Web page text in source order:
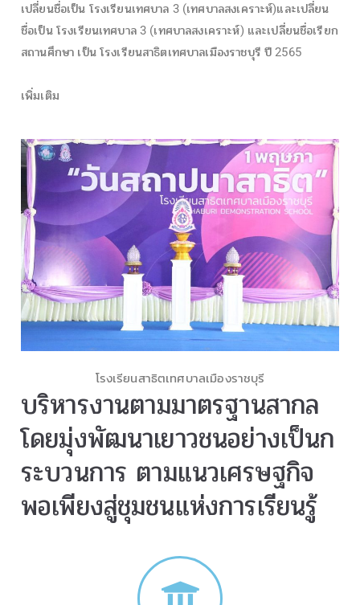
เปลี่ยนชื่อเป็น โรงเรียนเทศบาล 3 (เทศบาลสงเคราะห์)และเปลี่ยน
ชื่อเป็น โรงเรียนเทศบาล 3 (เทศบาลสงเคราะห์) และเปลี่ยนชื่อเรียก
สถานศึกษา เป็น โรงเรียนสาธิตเทศบาลเมืองราชบุรี ปี 2565
เพิ่มเติม
โรงเรียนสาธิตเทศบาลเมืองราชบุรี
บริหารงานตามมาตรฐานสากล
โดยมุ่งพัฒนาเยาวชนอย่างเป็นก
ระบวนการ ตามแนวเศรษฐกิจ
พอเพียงสู่ชุมชนแห่งการเรียนรู้